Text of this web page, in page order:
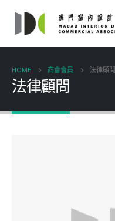
HOME 商會會員 法律顧問
法律顧問